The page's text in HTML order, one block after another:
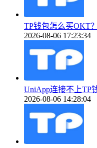
TP钱包怎么买OKT
2026-08-06 17:23:34
UniApp连接不上TP
2026-08-06 14:28:04